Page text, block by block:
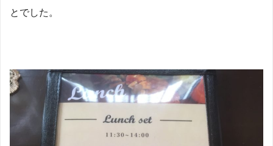
とでした。